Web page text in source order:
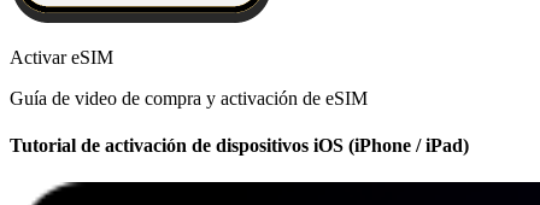
Activar eSIM
Guía de video de compra y activación de eSIM
Tutorial de activación de dispositivos iOS (iPhone / iPad)